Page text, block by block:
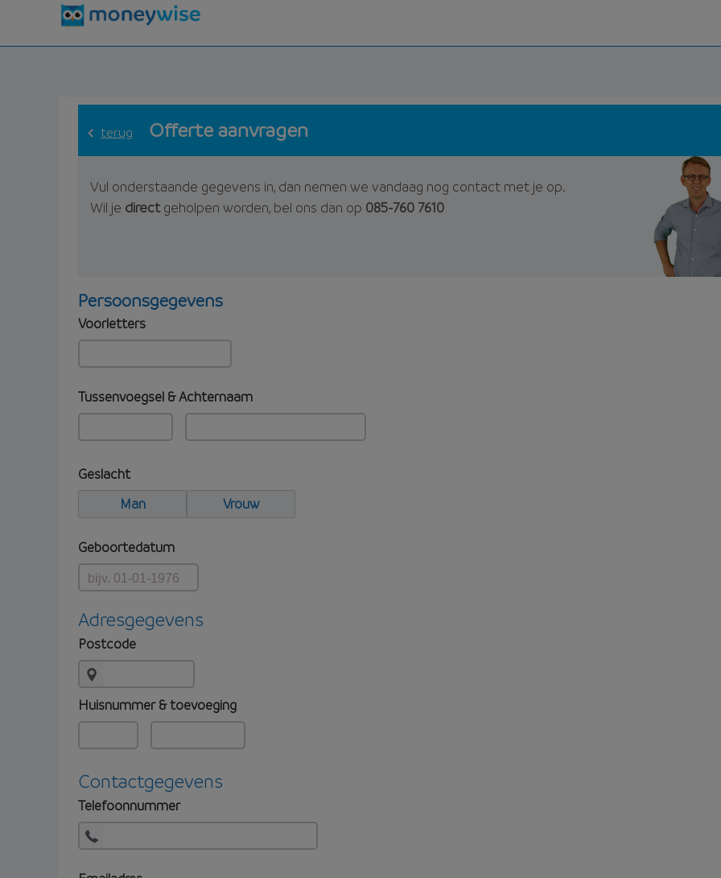
terug Offerte aanvragen
Vul onderstaande gegevens in, dan nemen we vandaag nog contact met je op.
Wil je directgeholpen worden, bel ons dan op 085-760 7610
Persoonsgegevens
Voorletters
Tussenvoegsel & Achternaam
Geslacht
Man
Vrouw
Geboortedatum
Adresgegevens
Postcode
Huisnummer & toevoeging
Contactgegevens
Telefoonnummer